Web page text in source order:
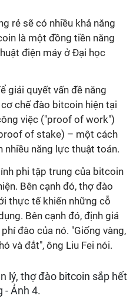
rẻ sẽ có nhiều khả năng
là một đồng tiền năng
điện máy ở Đại học
giải quyết vấn đề năng
chế đào bitcoin hiện tại
việc ("proof of work")
of stake) – một cách
nhiều năng lực thuật toán.
phi tập trung của bitcoin
Bên cạnh đó, thợ đào
thực tế khiến những cỗ
Bên cạnh đó, định giá
đào của nó. "Giống vàng,
và đắt", ông Liu Fei nói.